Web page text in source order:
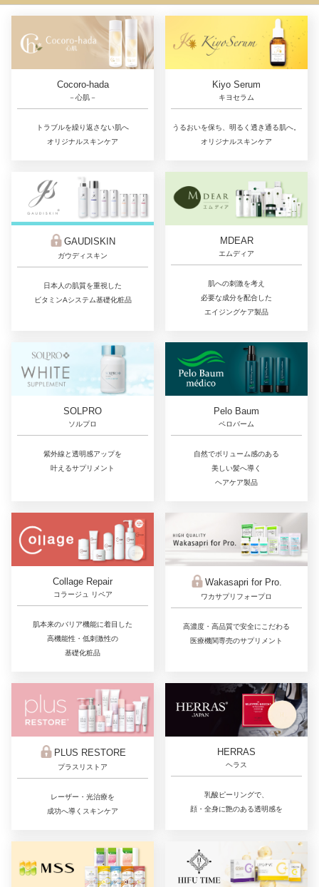
Cocoro-hada
－心肌－
トラブルを繰り返さない肌へ
オリジナルスキンケア
Kiyo Serum
キヨセラム
うるおいを保ち、明るく透き通る肌へ。
オリジナルスキンケア
GAUDISKIN
ガウディスキン
日本人の肌質を重視した
ビタミンAシステム基礎化粧品
MDEAR
エムディア
肌への刺激を考え
必要な成分を配合した
エイジングケア製品
SOLPRO
ソルプロ
紫外線と透明感アップを
叶えるサプリメント
Pelo Baum
ペロバーム
自然でボリューム感のある
美しい髪へ導く
ヘアケア製品
Collage Repair
コラージュ リペア
肌本来のバリア機能に着目した
高機能性・低刺激性の
基礎化粧品
Wakasapri for Pro.
ワカサプリフォープロ
高濃度・高品質で安全にこだわる
医療機関専売のサプリメント
PLUS RESTORE
プラスリストア
レーザー・光治療を
成功へ導くスキンケア
HERRAS
ヘラス
乳酸ピーリングで、
顔・全身に艶のある透明感を